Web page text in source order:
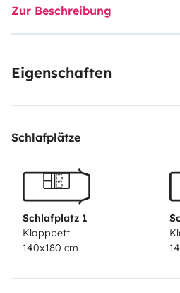
towards more autonomy and
meantime, it's succinct and
You can park your car at my
parking lot at St Roch station
contact me directly! See you
Zur Beschreibung
Eigenschaften
Schlafplätze
Schlafplatz 1
Klappbett
140x180 cm